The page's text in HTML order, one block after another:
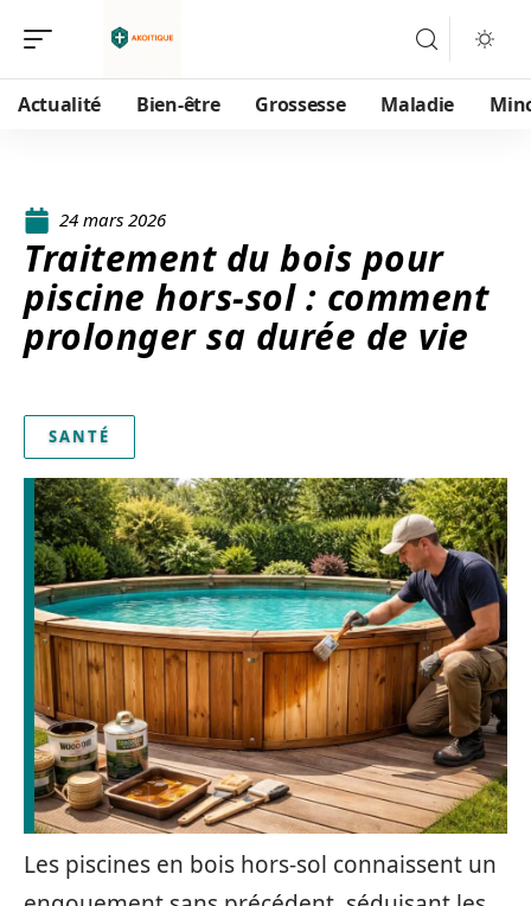
Actualité Bien-être Grossesse Maladie
24 mars 2026
Traitement du bois pour
piscine hors-sol : comment
prolonger sa durée de vie
SANTÉ
Les piscines en bois hors-sol connaissent un